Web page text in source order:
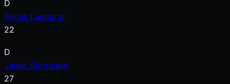
D
Niklas Landgraf
22
D
Janek Sternberg
27